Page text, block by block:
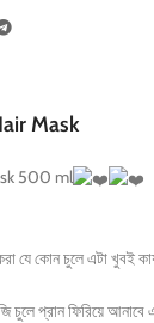
Mask
500 ml
করা যে কোন চুলে এটা
চুলে প্রান ফিরিয়ে আনাবে